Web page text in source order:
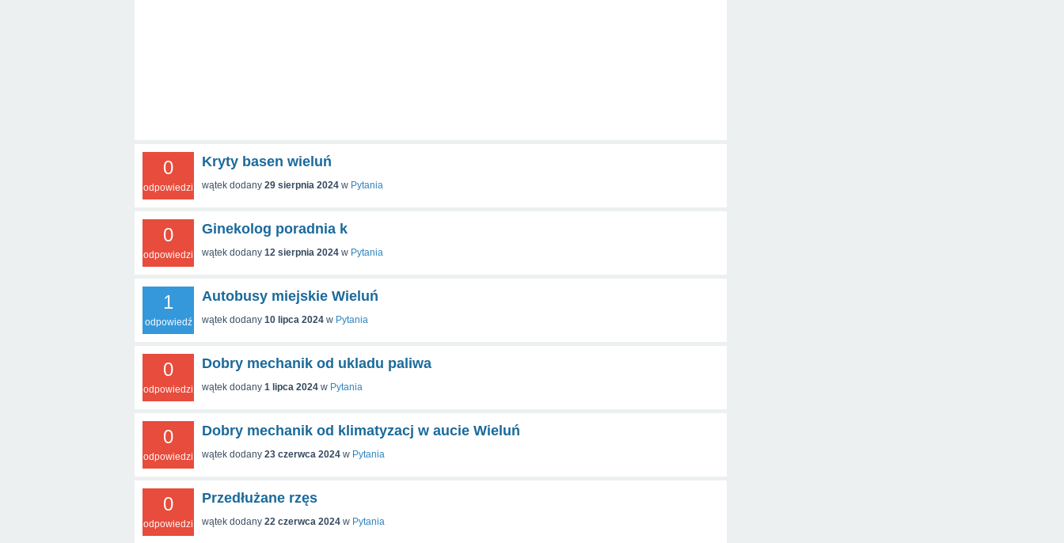
0
odpowiedzi
Kryty basen wieluń
wątek dodany 29 sierpnia 2024 w Pytania
0
odpowiedzi
Ginekolog poradnia k
wątek dodany 12 sierpnia 2024 w Pytania
1
odpowiedź
Autobusy miejskie Wieluń
wątek dodany 10 lipca 2024 w Pytania
0
odpowiedzi
Dobry mechanik od ukladu paliwa
wątek dodany 1 lipca 2024 w Pytania
0
odpowiedzi
Dobry mechanik od klimatyzacj w aucie Wieluń
wątek dodany 23 czerwca 2024 w Pytania
0
odpowiedzi
Przedłużane rzęs
wątek dodany 22 czerwca 2024 w Pytania